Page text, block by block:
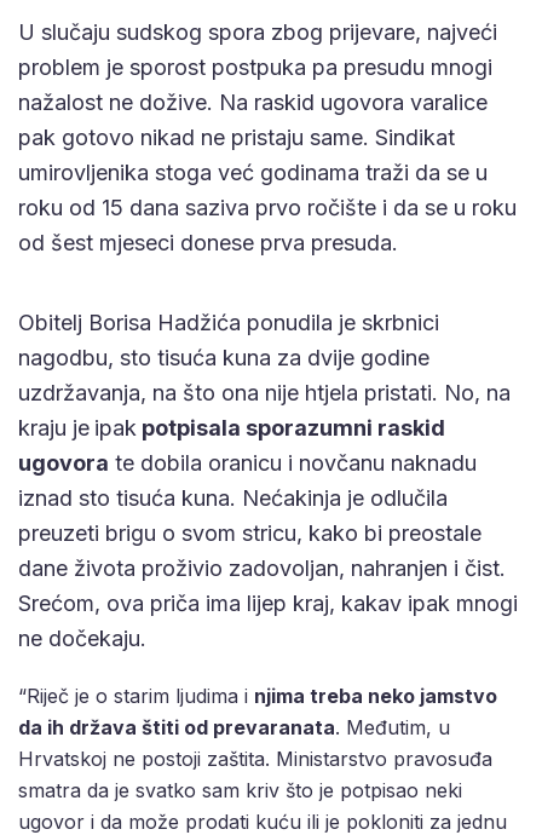
U slučaju sudskog spora zbog prijevare, najveći
problem je sporost postpuka pa presudu mnogi
nažalost ne dožive. Na raskid ugovora varalice
pak gotovo nikad ne pristaju same. Sindikat
umirovljenika stoga već godinama traži da se u
roku od 15 dana saziva prvo ročište i da se u roku
od šest mjeseci donese prva presuda.
Obitelj Borisa Hadžića ponudila je skrbnici
nagodbu, sto tisuća kuna za dvije godine
uzdržavanja, na što ona nije htjela pristati. No, na
kraju je ipak potpisala sporazumni raskid
ugovora te dobila oranicu i novčanu naknadu
iznad sto tisuća kuna. Nećakinja je odlučila
preuzeti brigu o svom stricu, kako bi preostale
dane života proživio zadovoljan, nahranjen i čist.
Srećom, ova priča ima lijep kraj, kakav ipak mnogi
ne dočekaju.
“Riječ je o starim ljudima i njima treba neko jamstvo
da ih država štiti od prevaranata. Međutim, u
Hrvatskoj ne postoji zaštita. Ministarstvo pravosuđa
smatra da je svatko sam kriv što je potpisao neki
ugovor i da može prodati kuću ili je pokloniti za jednu